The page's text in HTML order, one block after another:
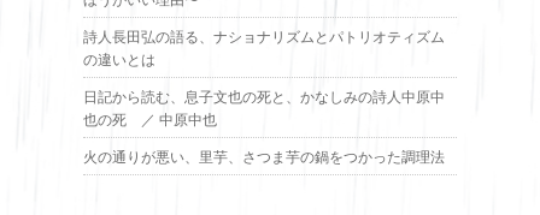
詩人長田弘の語る、ナショナリズムとパトリオティズム
の違いとは
日記から読む、息子文也の死と、かなしみの詩人中原中
也の死 ／ 中原中也
火の通りが悪い、里芋、さつま芋の鍋をつかった調理法